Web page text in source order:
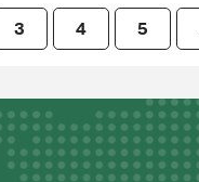
3 4 5